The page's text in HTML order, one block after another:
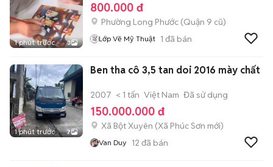
1 phút trước 3
800.000 đ
Phường Long Phước (Quận 9 cũ)
Lớp Vẽ Mỹ Thuật 1 đã bán
1 phút trước 7
Ben tha cô 3,5 tan doi 2016 mày chất
2007 < 1 tấn Việt Nam Đã sử dụng
150.000.000 đ
Xã Bột Xuyên (Xã Phúc Sơn mới)
Van Duy 12 đã bán